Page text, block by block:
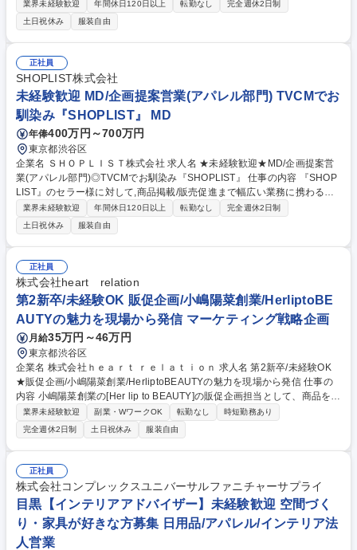
ます！ 【自社マルチチャネル販売の戦略立案・運営】■『SHOPLIST』の
倉庫在庫を活用した他モール(楽天市場/Qoo10/Yahoo!等)の運営全般 ■各
モールの特性に合わせた商品企画・ラインナップ選定 ■モール担当者との
セール交渉/販促施策(ポイント/クーポン等)の実行 【他モール連携システ
ムの企画・要件定義】■『SHOPLIST』×他モールを繋ぐプラットフォーム
の構築 ■在庫同期/受注管理システム等の導入・連携企画 ■物流フローの設
計/エンジニアと連携したシステム要件定義 ※「その他労働条件の備考」
に続きを記載 募集職種 ★未経験歓迎★ECサイト企画・運営◎『SHOPLI
ST』を運営/韓国語力を活かせます
業界未経験歓迎 年間休日120日以上 転勤なし
完全週休2日制
土日祝休み
服装自由
正社員
SHOPLIST株式会社
未経験歓迎 MD/企画提案営業(アパレル部門) TVCMでお
馴染み『SHOPLIST』 MD
年俸400万円～700万円
東京都渋谷区
企業名 ＳＨＯＰＬＩＳＴ株式会社 求人名 ★未経験歓迎★MD/企画提案営
業(アパレル部門)◎TVCMでお馴染み『SHOPLIST』 仕事の内容 『SHOP
LIST』のセラー様に対して,商品掲載/販売促進まで幅広い業務に携わる販
促企画営業として活躍いただく方を募集します！ 【詳細】■幅広いファッ
ションアイテムを販売するセラーへの広告提案を 行い,『SHOPLIST』の
品揃え拡充と担当カテゴリーの売上/広告収入の拡大を推進いただきます。
■『SHOPLIST』へ新規出店いただくクライアントの新規開拓営業をして
いただくこともあります。 【特徴】■流行/トレンドにアンテナを張りなが
ら,セラー様と販売戦略を練る,いわば「ヒット商品の仕掛け人」ともいえ
るポジションです。■セラー様に対してプロモーション活動を含む販売促
進活動までをワンストップで担当します。 募集職種 ★未経験歓迎★MD/
企画提案営業(アパレル部門)◎TVCMでお馴染み『SHOPLIST』
業界未経験歓迎 年間休日120日以上 転勤なし
完全週休2日制
土日祝休み
服装自由
正社員
株式会社heart relation
第2新卒/未経験OK 販促企画/小嶋陽菜創業/HerliptoBE
AUTYの魅力を現場から発信 マーケティング戦略企画
月給35万円～46万円
東京都渋谷区
企業名 株式会社ｈｅａｒｔ ｒｅｌａｔｉｏｎ 求人名 第2新卒/未経験OK
★販促企画/小嶋陽菜創業/HerliptoBEAUTYの魅力を現場から発信 仕事の
内容 小嶋陽菜創業の[Her lip to BEAUTY]の販促企画担当として、商品をよ
り多くのお客様に手に取っていただくために販売代理店連携を通じた販促
施策を企画し、実行までを実際に頭や手足を動かしながら行って頂きま
す。 【具体的には】■店舗運営の売上施策検討/発注対応■什器/リーフレッ
ト/POPなどの企画/作成■卸業者、代理店へのディレクション（指示）■外
部業者（デザイン会社、印刷メーカーなど）との連携・ディレクション■
卸や店舗への特別展示の交渉等※営業活動よりも、ブランドの世界観を売
場に落とし込む企画業務がメインとなります。代理店を通じたディレクシ
ョンが中心のため、効率的な施策実行が可能です。 募集職種 第2新卒/未
経験OK★販促企画/小嶋陽菜創業/HerliptoBEAUTYの魅力を現場から発信
業界未経験歓迎 副業・WワークOK 転勤なし
時短勤務あり
完全週休2日制
土日祝休み 服装自由
正社員
株式会社コンプレックスユニバーサルファニチャーサプライ
目黒【インテリアアドバイザー】未経験歓迎 空間づく
り・家具が好きな方募集 日用品/アパレル/インテリア法
人営業